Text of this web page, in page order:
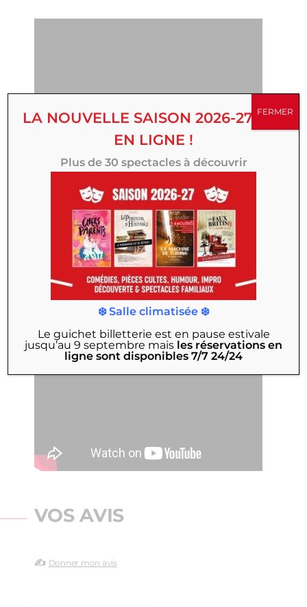
Riche de son parcours, c’est désormais plus
assurée et mature que Philippine Lavrey se
lance dans son premier projet solo et monte
sur scène pour vous faire découvrir son
univers et ses chansons pop-folk organiques,
notamment « Tomber en amour », son premier
Venez, ouvrez vos yeux et vos oreilles, laissez-
VOS AVIS
✍️ Donner mon avis
LA NOUVELLE SAISON 2026-27 EST
EN LIGNE !
Plus de 30 spectacles à découvrir
❄️ Salle climatisée ❄️
Le guichet billetterie est en pause estivale
jusqu’au 9 septembre mais les réservations en
ligne sont disponibles 7/7 24/24
FERMER